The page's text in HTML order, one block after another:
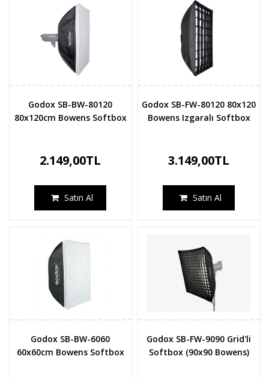
Godox SB-BW-80120
80x120cm Bowens Softbox
2.149,00TL
Satın Al
Godox SB-FW-80120 80x120
Bowens Izgaralı Softbox
3.149,00TL
Satın Al
Godox SB-BW-6060
60x60cm Bowens Softbox
Godox SB-FW-9090 Grid'li
Softbox (90x90 Bowens)